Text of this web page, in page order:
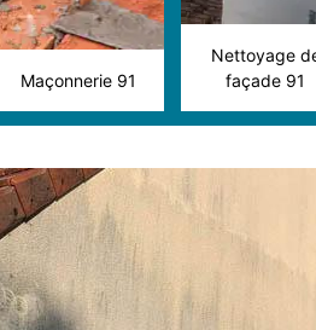
Maçonnerie 91
Nettoyage
façade 91